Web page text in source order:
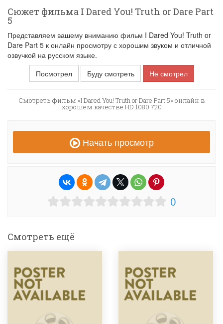
Сюжет фильма I Dared You! Truth or Dare Part
5
Представляем вашему вниманию фильм I Dared You! Truth or
Dare Part 5 к онлайн просмотру с хорошим звуком и отличной
озвучкой на русском языке.
Посмотрел
Буду смотреть Не смотрел
Смотреть фильм «I Dared You! Truth or Dare Part 5» онлайн в
хорошем качестве HD 1080 720
Начать просмотр
0
Смотреть ещё